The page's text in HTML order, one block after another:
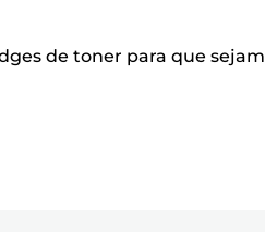
de toner para que